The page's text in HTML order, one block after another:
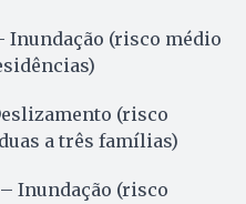
Inundação (risco médio
(risco
a três famílias)
Inundação (risco